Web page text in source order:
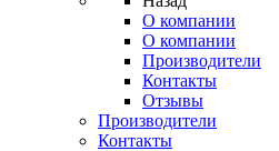
О компании
О компании
Производители
Контакты
Отзывы
Производители
Контакты